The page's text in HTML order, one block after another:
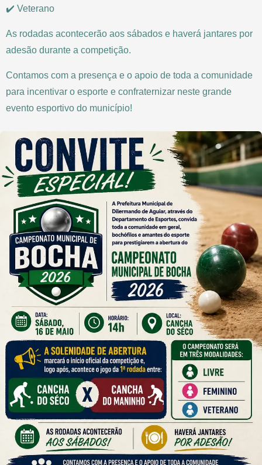
✔️ Veterano
As rodadas acontecerão aos sábados e haverá jantares por
adesão durante a competição.
Contamos com a presença e o apoio de toda a comunidade
para incentivar o esporte e confraternizar neste grande
evento esportivo do município!